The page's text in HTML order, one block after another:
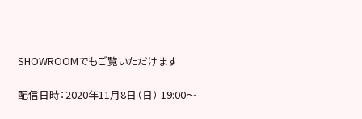
SHOWROOMでもご覧いただけます
配信日時：2020年11月8日（日） 19:00～